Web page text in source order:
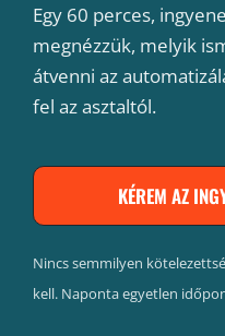
Egy 60 perces,
megnézzük, melyik
átvenni az
fel az asztaltól.
KÉREM AZ
Nincs semmilyen
kell. Naponta egyetlen